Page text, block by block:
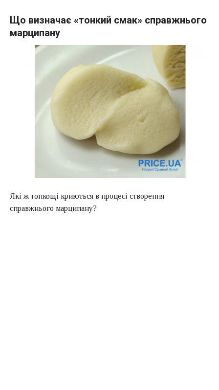
Що визначає «тонкий смак» справжнього
марципану
Які ж тонкощі криються в процесі створення
справжнього марципану?